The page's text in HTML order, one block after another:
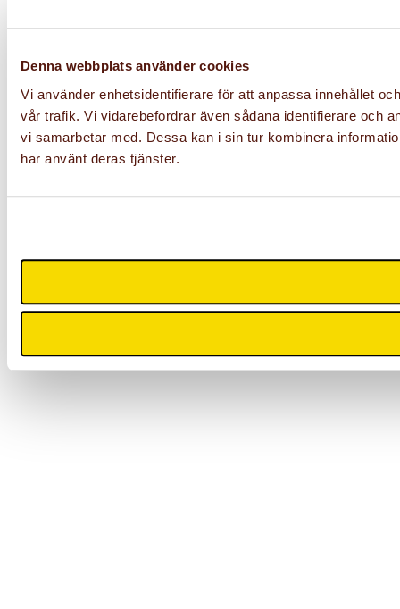
Denna webbplats använder cookies
Vi använder enhetsidentifierare för att anpassa innehållet
vår trafik. Vi vidarebefordrar även sådana identifierare och
vi samarbetar med. Dessa kan i sin tur kombinera
har använt deras tjänster.